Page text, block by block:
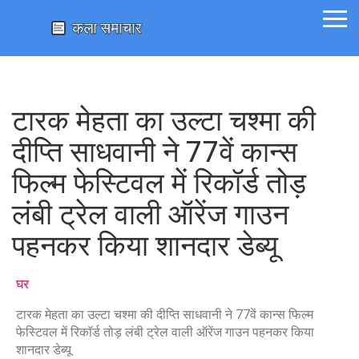
टारक मेहता का उल्टा चश्मा की
दीप्ति साधवानी ने 77वें कान्स
फिल्म फेस्टिवल में रिकॉर्ड तोड़
लंबी ट्रेल वाली ऑरेंज गाउन
पहनकर किया शानदार डेब्यू
घर
टारक मेहता का उल्टा चश्मा की दीप्ति साधवानी ने 77वें कान्स फिल्म
फेस्टिवल में रिकॉर्ड तोड़ लंबी ट्रेल वाली ऑरेंज गाउन पहनकर किया
शानदार डेब्यू